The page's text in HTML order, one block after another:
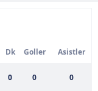
Dk Goller Asistler
0 0 0